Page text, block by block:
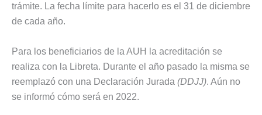
trámite. La fecha límite para hacerlo es el 31 de diciembre
de cada año.
Para los beneficiarios de la AUH la acreditación se
realiza con la Libreta. Durante el año pasado la misma se
reemplazó con una Declaración Jurada (DDJJ). Aún no
se informó cómo será en 2022.